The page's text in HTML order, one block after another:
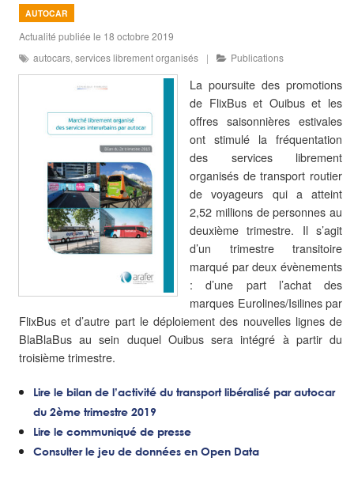
AUTOCAR
Actualité publiée le 18 octobre 2019
autocars services librement organisés Publications
La poursuite des promotions
de FlixBus et Ouibus et les
offres saisonnières estivales
ont stimulé la fréquentation
des services librement
organisés de transport routier
de voyageurs qui a atteint
2,52 millions de personnes au
deuxième trimestre. Il s’agit
d’un trimestre transitoire
marqué par deux évènements
: d’une part l’achat des
marques Eurolines/Isilines par
FlixBus et d’autre part le déploiement des nouvelles lignes de
BlaBlaBus au sein duquel Ouibus sera intégré à partir du
troisième trimestre.
Lire le bilan de l’activité du transport libéralisé par autocar
du 2ème trimestre 2019
Lire le communiqué de presse
Consulter le jeu de données en Open Data